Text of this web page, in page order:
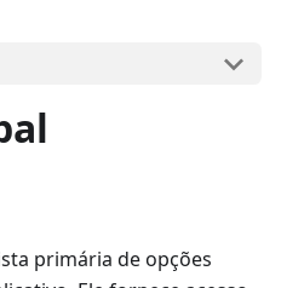
primária de opções